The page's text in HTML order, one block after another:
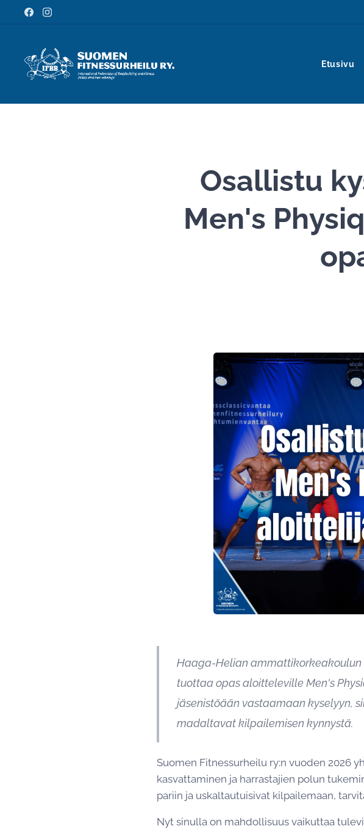
Etusivu
Osallistu
Men's
Haaga-Helian
tuottaa opas aloitteleville Men's
jäsenistöään vastaamaan kyselyyn,
madaltavat kilpailemisen kynnystä.
Suomen Fitnessurheilu ry:n vuoden 2026
kasvattaminen ja harrastajien polun
pariin ja uskaltautuisivat kilpailemaan,
Nyt sinulla on mahdollisuus vaikuttaa